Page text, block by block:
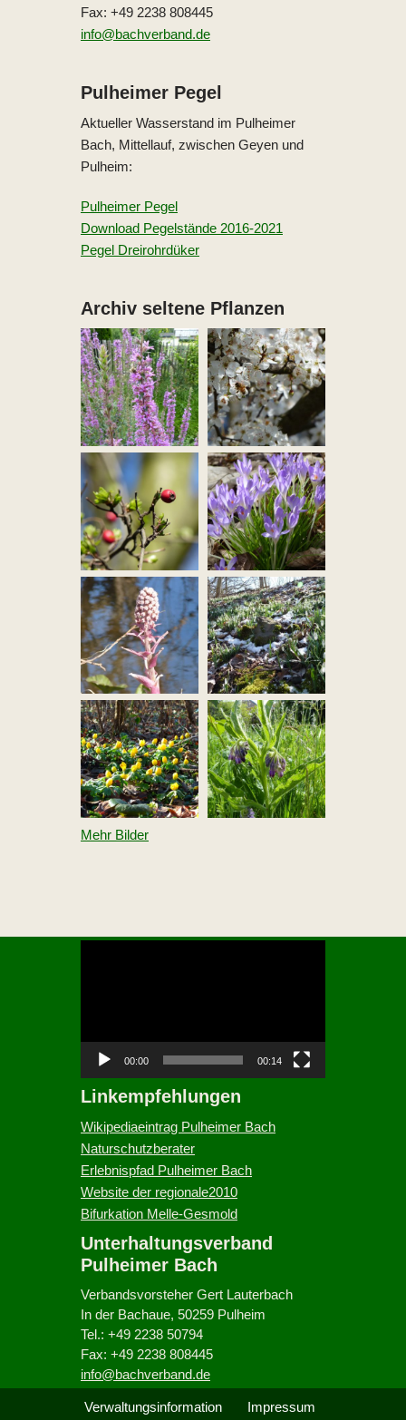
Fax: +49 2238 808445
info@bachverband.de
Pulheimer Pegel
Aktueller Wasserstand im Pulheimer
Bach, Mittellauf, zwischen Geyen und
Pulheim:
Pulheimer Pegel
Download Pegelstände 2016-2021
Pegel Dreirohrdüker
Archiv seltene Pflanzen
Mehr Bilder
P
l
a
y
e
r
00:00 00:14
Linkempfehlungen
Wikipediaeintrag Pulheimer Bach
Naturschutzberater
Erlebnispfad Pulheimer Bach
Website der regionale2010
Bifurkation Melle-Gesmold
Unterhaltungsverband
Pulheimer Bach
Verbandsvorsteher Gert Lauterbach
In der Bachaue, 50259 Pulheim
Tel.: +49 2238 50794
Fax: +49 2238 808445
info@bachverband.de
Verwaltungsinformation Impressum